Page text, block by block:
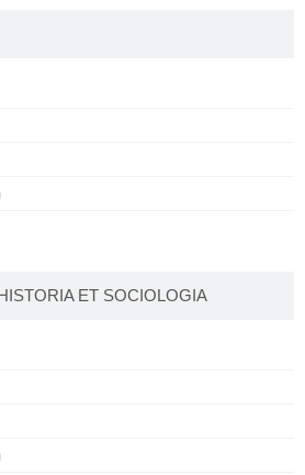
ET SOCIOLOGIA